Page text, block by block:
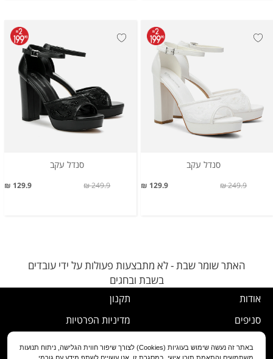
סנדל עקב
129.9 ₪ 249.9 ₪
סנדל עקב
129.9 ₪ 249.9 ₪
האתר שומר שבת - לא מתבצעות פעולות על ידי עובדים
בשבת ובחגים
אודות
סניפים
תקנון
מדיניות הפרטיות
נוהל ביטול עסקה
באתר זה נעשה שימוש בעוגיות (Cookies) לצורך שיפור חווית הגלישה, ניתוח תנועות